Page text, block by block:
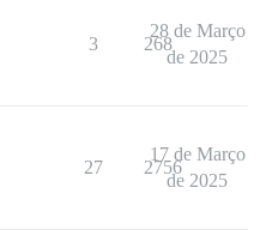
3 268
28 de Março
de 2025
27 2756
17 de Março
de 2025